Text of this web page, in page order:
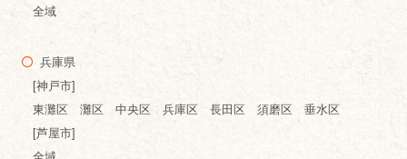
全域
兵庫県
[神戸市]
東灘区 灘区 中央区 兵庫区 長田区 須磨区 垂水区
[芦屋市]